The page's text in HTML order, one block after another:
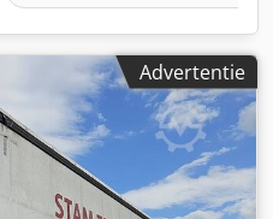
Advertentie